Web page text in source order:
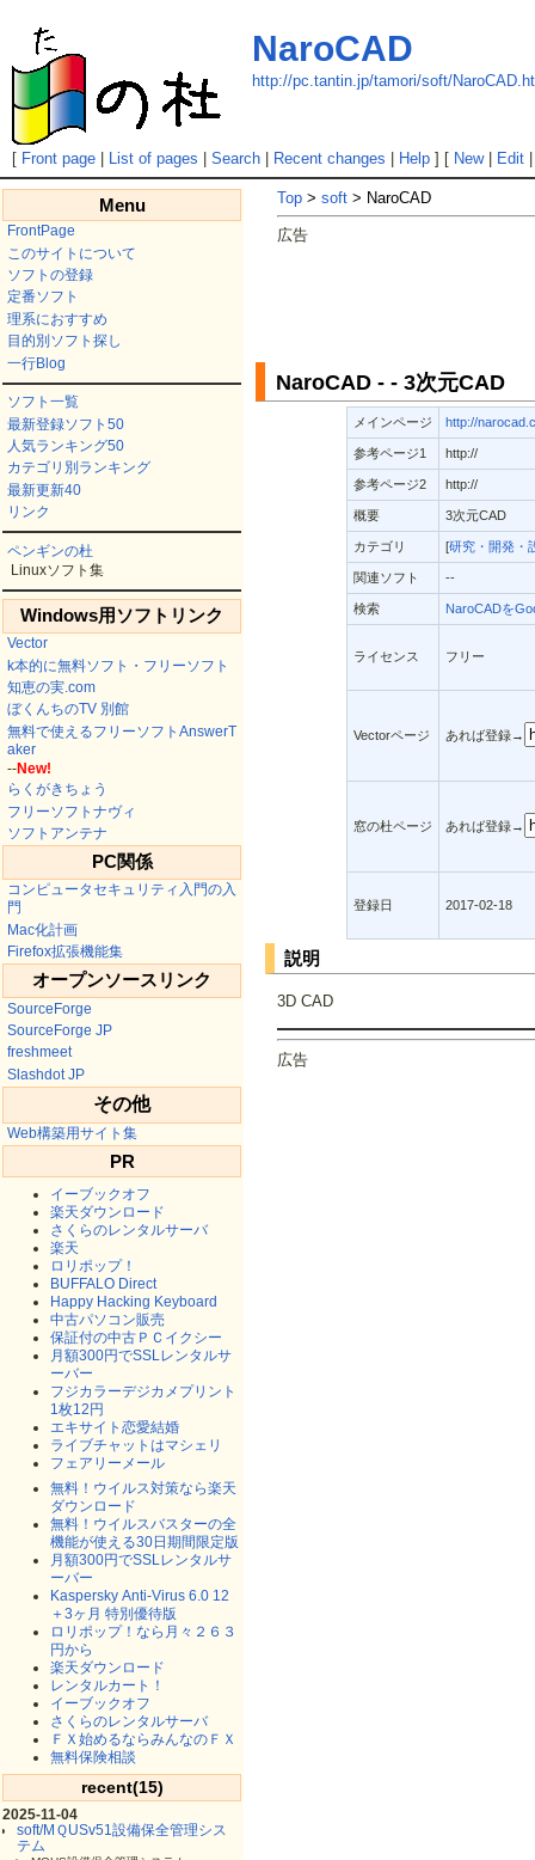
NaroCAD
http://pc.tantin.jp/tamori/soft/
[ Front page| List of pages Search| Recent changes Help] [ New| Edit
Menu
FrontPage
このサイトについて
ソフトの登録
定番ソフト
理系におすすめ
目的別ソフト探し
一行Blog
ソフト一覧
最新登録ソフト50
人気ランキング50
カテゴリ別ランキング
最新更新40
リンク
ペンギンの杜
Linuxソフト集
Windows用ソフトリンク
Vector
k本的に無料ソフト・フリーソフト
知恵の実.com
ぼくんちのTV 別館
無料で使えるフリーソフトAnswerT
aker
--New!
らくがきちょう
フリーソフトナヴィ
ソフトアンテナ
PC関係
コンピュータセキュリティ入門の入
門
Mac化計画
Firefox拡張機能集
オープンソースリンク
SourceForge
SourceForge JP
freshmeet
Slashdot JP
その他
Web構築用サイト集
PR
イーブックオフ
楽天ダウンロード
さくらのレンタルサーバ
楽天
ロリポップ！
BUFFALO Direct
Happy Hacking Keyboard
中古パソコン販売
保証付の中古ＰＣイクシー
月額300円でSSLレンタルサ
ーバー
フジカラーデジカメプリント
1枚12円
エキサイト恋愛結婚
ライブチャットはマシェリ
フェアリーメール
無料！ウイルス対策なら楽天
ダウンロード
無料！ウイルスバスターの全
機能が使える30日期間限定版
月額300円でSSLレンタルサ
ーバー
Kaspersky Anti-Virus 6.0 12
＋3ヶ月 特別優待版
ロリポップ！なら月々２６３
円から
楽天ダウンロード
レンタルカート！
イーブックオフ
さくらのレンタルサーバ
ＦＸ始めるならみんなのＦＸ
無料保険相談
recent(15)
2025-11-04
soft/MＱUSv51設備保全管理シス
テム
Top > soft > NaroCAD
広告
NaroCAD - - 3次元CAD
メインページ http://
参考ページ1 http://
参考ページ2 http://
概要 3次元CAD
カテゴリ [研究・開発・
関連ソフト --
検索 NaroCADを
ライセンス フリー
Vectorページ あれば登録→
窓の杜ページ あれば登録→
登録日 2017-02-18
説明
3D CAD
広告